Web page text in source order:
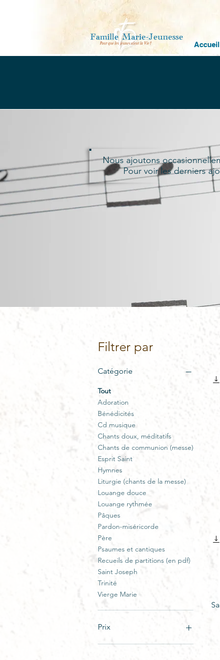
Accueil
Nous ajoutons
Pour voir les derniers
Filtrer par
Catégorie
Tout
Adoration
Bénédicités
Cd musique
Chants doux, méditatifs
Chants de communion (messe)
Esprit Saint
Hymnes
Liturgie (chants de la messe)
Louange douce
Louange rythmée
Pâques
Pardon-miséricorde
Père
Psaumes et cantiques
Recueils de partitions (en pdf)
Saint Joseph
Trinité
Vierge Marie
Prix